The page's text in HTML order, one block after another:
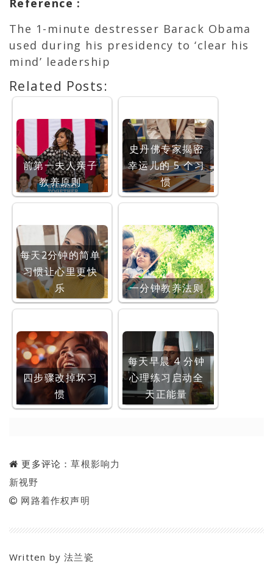
Reference :
The 1-minute destresser Barack Obama
used during his presidency to ‘clear his
mind’ leadership
Related Posts:
前第一夫人亲子
教养原则
史丹佛专家揭密
幸运儿的 5 个习
惯
每天2分钟的简单
习惯让心里更快
乐
一分钟教养法则
四步骤改掉坏习
惯
每天早晨 4 分钟
心理练习启动全
天正能量
更多评论：草根影响力
新视野
网路着作权声明
Written by法兰瓷